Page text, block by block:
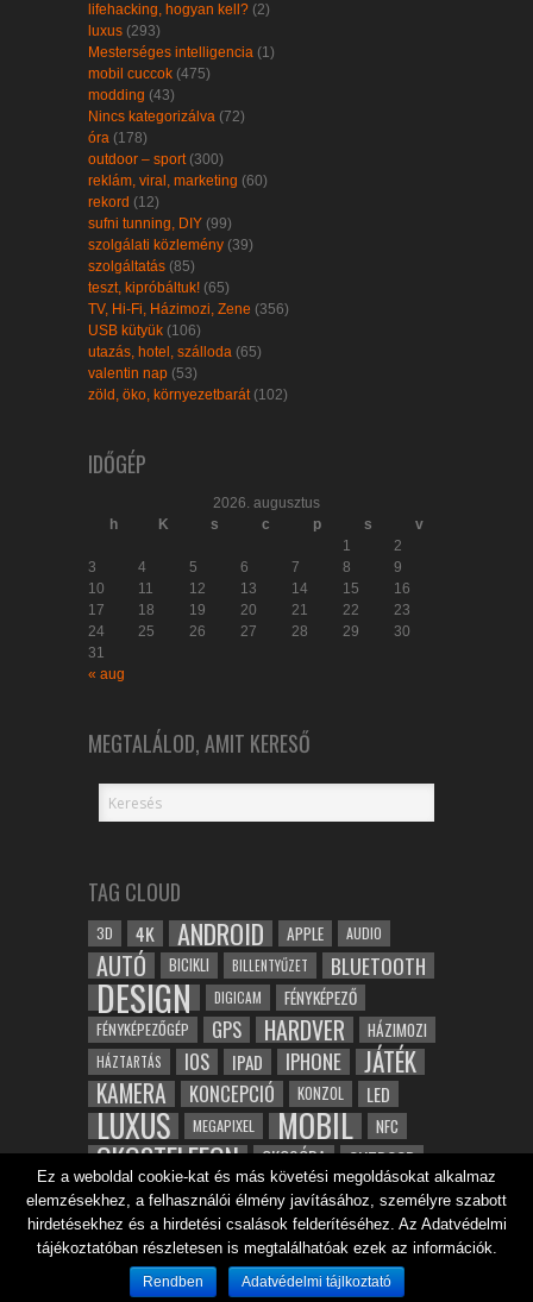
lifehacking, hogyan kell? (2)
luxus (293)
Mesterséges intelligencia (1)
mobil cuccok (475)
modding (43)
Nincs kategorizálva (72)
óra (178)
outdoor – sport(300)
reklám, viral, marketing (60)
rekord (12)
sufni tunning, DIY (99)
szolgálati közlemény (39)
szolgáltatás (85)
teszt, kipróbáltuk! (65)
TV, Hi-Fi, Házimozi, Zene (356)
USB kütyük (106)
utazás, hotel, szálloda (65)
valentin nap (53)
zöld, öko, környezetbarát(102)
IDŐGÉP
2026. augusztus
h
K s c p s
v
1
2
3
4 5 6 7 8
9
10
11 12 13 14 15
16
17
18 19 20 21 22
23
24
25 26 27 28 29
30
31
« aug
MEGTALÁLOD, AMIT KERESŐ
TAG CLOUD
3D 4K ANDROID APPLE AUDIO
AUTÓ BICIKLI BILLENTYŰZET BLUETOOTH
DESIGN DIGICAM FÉNYKÉPEZŐ
FÉNYKÉPEZŐGÉP GPS HARDVER HÁZIMOZI
HÁZTARTÁS IOS IPAD IPHONE JÁTÉK
KAMERA KONCEPCIÓ KONZOL LED
LUXUS MEGAPIXEL MOBIL NFC
OKOSTELEFON OKOSÓRA OUTDOOR
ROBOT SAMSUNG SPORT TABLET
TESZT VIDEÓ VÍZÁLLÓ WIFI ZENE ZÖLD
ÉPÍTÉSZET ÉRINTŐKÉPERNYŐ ÓRA
Ez a weboldal cookie-kat és más követési megoldásokat alkalmaz
elemzésekhez, a felhasználói élmény javításához, személyre szabott
hirdetésekhez és a hirdetési csalások felderítéséhez. Az Adatvédelmi
tájékoztatóban részletesen is megtalálhatóak ezek az információk.
Rendben Adatvédelmi tájlkoztató